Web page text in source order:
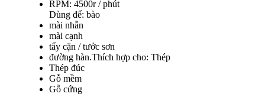
RPM: 4500r / phút
Dùng để: bào
mài nhẵn
mài cạnh
tẩy cặn / tước sơn
đường hàn.Thích hợp cho: Thép
Thép đúc
Gỗ mềm
Gỗ cứng